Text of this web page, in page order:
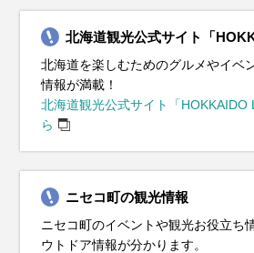
北海道観光公式サイト「
北海道を楽しむためのグルメやイベ
情報が満載！
北海道観光公式サイト「HOKKAIDO
ら
ニセコ町の観光情報
ニセコ町のイベントや観光お役立ち
ウトドア情報が分かります。